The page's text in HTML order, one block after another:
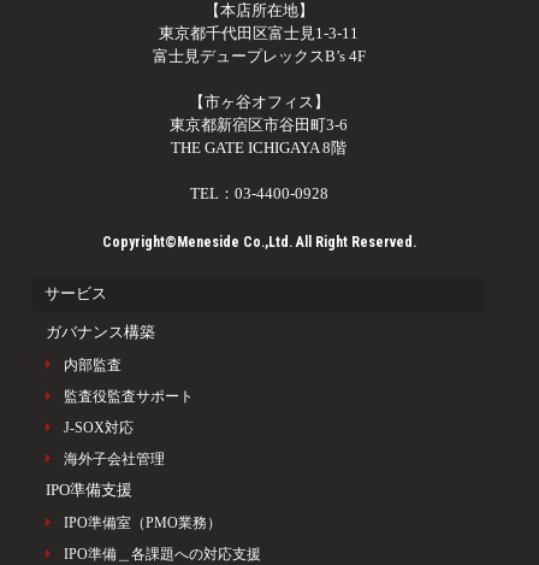
【本店所在地】
東京都千代田区富士見1-3-11
富士見デュープレックスB’s 4F
【市ヶ谷オフィス】
東京都新宿区市谷田町3-6
THE GATE ICHIGAYA 8階
TEL：03-4400-0928
Copyright©Meneside Co.,Ltd. All Right Reserved.
サービス
ガバナンス構築
内部監査
監査役監査サポート
J-SOX対応
海外子会社管理
IPO準備支援
IPO準備室（PMO業務）
IPO準備＿各課題への対応支援